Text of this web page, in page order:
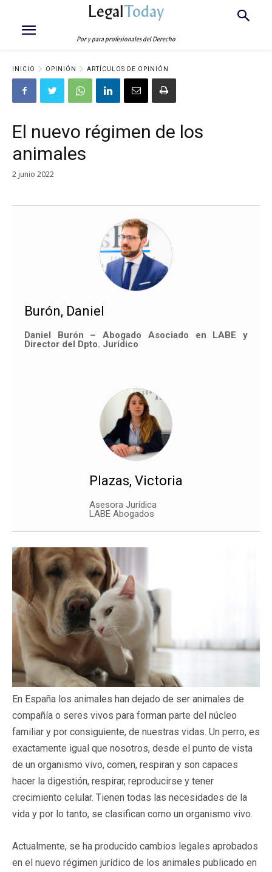
LegalToday
Por y para profesionales del Derecho
INICIO OPINIÓN ARTÍCULOS DE OPINIÓN
El nuevo régimen de los
animales
2 junio 2022
Burón, Daniel
Daniel Burón – Abogado Asociado en LABE y
Director del Dpto. Jurídico
Plazas, Victoria
Asesora Jurídica
LABE Abogados
En España los animales han dejado de ser animales de
compañía o seres vivos para forman parte del núcleo
familiar y por consiguiente, de nuestras vidas. Un perro, es
exactamente igual que nosotros, desde el punto de vista
de un organismo vivo, comen, respiran y son capaces
hacer la digestión, respirar, reproducirse y tener
crecimiento celular. Tienen todas las necesidades de la
vida y por lo tanto, se clasifican como un organismo vivo.
Actualmente, se ha producido cambios legales aprobados
en el nuevo régimen jurídico de los animales publicado en